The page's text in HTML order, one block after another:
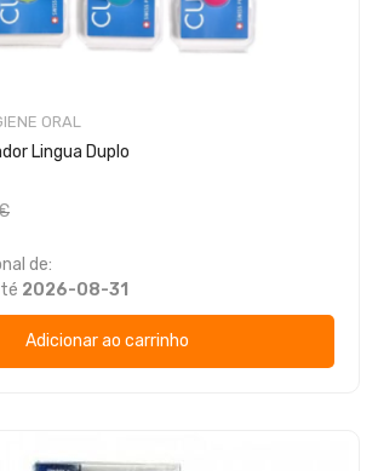
ORAL
Lingua Duplo
de:
2026-08-31
Adicionar ao carrinho